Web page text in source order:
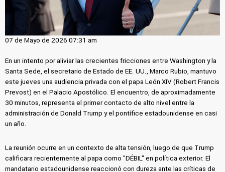
07 de Mayo de 2026 07:31 am
En un intento por aliviar las crecientes fricciones entre Washington y la
Santa Sede, el secretario de Estado de EE. UU., Marco Rubio, mantuvo
este jueves una audiencia privada con el papa León XIV (Robert Francis
Prevost) en el Palacio Apostólico. El encuentro, de aproximadamente
30 minutos, representa el primer contacto de alto nivel entre la
administración de Donald Trump y el pontífice estadounidense en casi
un año.
La reunión ocurre en un contexto de alta tensión, luego de que Trump
calificara recientemente al papa como "DÉBIL" en política exterior. El
mandatario estadounidense reaccionó con dureza ante las críticas de